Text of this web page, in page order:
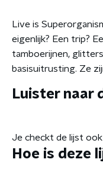
Live is
eigenlijk? Een trip?
tamboerijnen,
basisuitrusting. Ze
Luister naar
Je checkt de lijst
Hoe is deze